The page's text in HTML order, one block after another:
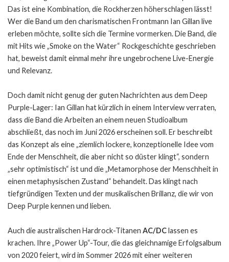
Das ist eine Kombination, die Rockherzen höherschlagen lässt!
Wer die Band um den charismatischen Frontmann Ian Gillan live
erleben möchte, sollte sich die Termine vormerken. Die Band, die
mit Hits wie „Smoke on the Water“ Rockgeschichte geschrieben
hat, beweist damit einmal mehr ihre ungebrochene Live-Energie
und Relevanz.
Doch damit nicht genug der guten Nachrichten aus dem Deep
Purple-Lager: Ian Gillan hat kürzlich in einem Interview verraten,
dass die Band die Arbeiten an einem neuen Studioalbum
abschließt, das noch im Juni 2026 erscheinen soll. Er beschreibt
das Konzept als eine „ziemlich lockere, konzeptionelle Idee vom
Ende der Menschheit, die aber nicht so düster klingt“, sondern
„sehr optimistisch“ ist und die „Metamorphose der Menschheit in
einen metaphysischen Zustand“ behandelt. Das klingt nach
tiefgründigen Texten und der musikalischen Brillanz, die wir von
Deep Purple kennen und lieben.
Auch die australischen Hardrock-Titanen AC/DClassen es
krachen. Ihre „Power Up“-Tour, die das gleichnamige Erfolgsalbum
von 2020 feiert, wird im Sommer 2026 mit einer weiteren